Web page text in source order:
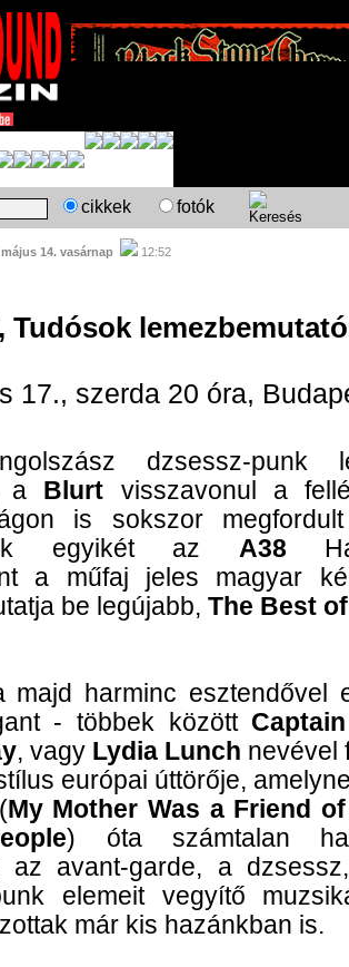
cikkek fotók
május 14. vasárnap 12:52
Tudósok
17., szerda 20 óra,
dzsessz-punk
a Blurt visszavonul a
is sokszor
egyikét az A38
a műfaj jeles magyar
be legújabb, The Best
majd harminc esztendővel
- többek között
, vagy Lydia Lunch nevével
európai úttörője,
My Mother Was a Friend
) óta számtalan
az avant-garde, a
elemeit vegyítő
már kis hazánkban is.